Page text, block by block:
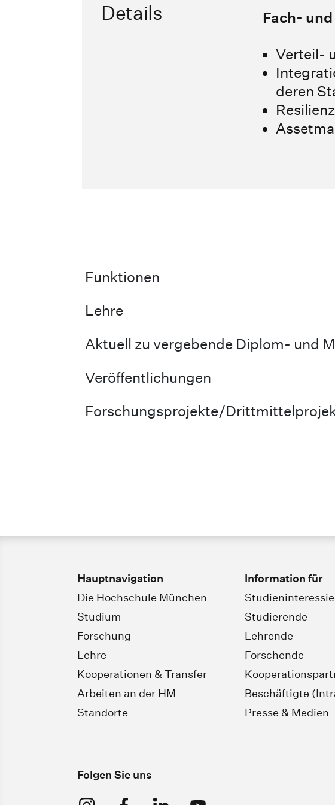
Details Fach-
Verteil-
deren
Funktionen
Lehre
Aktuell zu vergebende Diplom- und
Veröffentlichungen
Forschungsprojekte/
Hauptnavigation
Die Hochschule München
Studium
Forschung
Lehre
Kooperationen & Transfer
Arbeiten an der HM
Standorte
Information für
Studierende
Lehrende
Forschende
Beschäftigte
Presse & Medien
Folgen Sie uns